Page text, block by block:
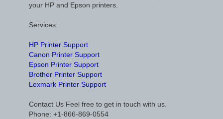
your HP and Epson printers.
Services:
HP Printer Support
Canon Printer Support
Epson Printer Support
Brother Printer Support
Lexmark Printer Support
Contact Us Feel free to get in touch with us.
Phone: +1-866-869-0554